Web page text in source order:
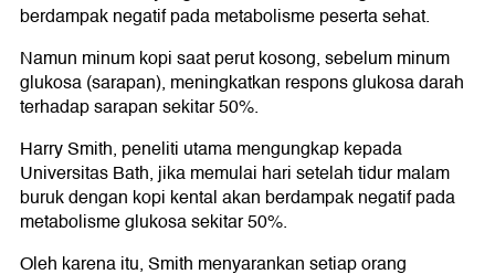
berdampak negatif pada metabolisme peserta sehat.
Namun minum kopi saat perut kosong, sebelum minum
glukosa (sarapan), meningkatkan respons glukosa darah
terhadap sarapan sekitar 50%.
Harry Smith, peneliti utama mengungkap kepada
Universitas Bath, jika memulai hari setelah tidur malam
buruk dengan kopi kental akan berdampak negatif pada
metabolisme glukosa sekitar 50%.
Oleh karena itu, Smith menyarankan setiap orang